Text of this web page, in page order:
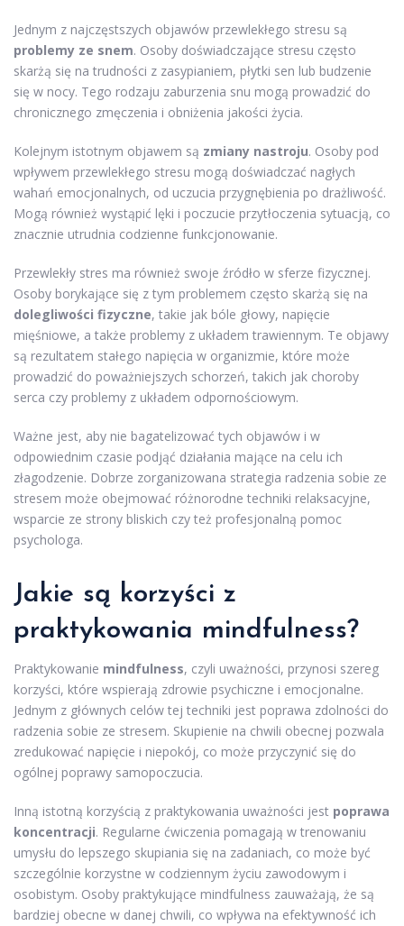
Jednym z najczęstszych objawów przewlekłego stresu są
problemy ze snem. Osoby doświadczające stresu często
skarżą się na trudności z zasypianiem, płytki sen lub budzenie
się w nocy. Tego rodzaju zaburzenia snu mogą prowadzić do
chronicznego zmęczenia i obniżenia jakości życia.
Kolejnym istotnym objawem są zmiany nastroju. Osoby pod
wpływem przewlekłego stresu mogą doświadczać nagłych
wahań emocjonalnych, od uczucia przygnębienia po drażliwość.
Mogą również wystąpić lęki i poczucie przytłoczenia sytuacją, co
znacznie utrudnia codzienne funkcjonowanie.
Przewlekły stres ma również swoje źródło w sferze fizycznej.
Osoby borykające się z tym problemem często skarżą się na
dolegliwości fizyczne, takie jak bóle głowy, napięcie
mięśniowe, a także problemy z układem trawiennym. Te objawy
są rezultatem stałego napięcia w organizmie, które może
prowadzić do poważniejszych schorzeń, takich jak choroby
serca czy problemy z układem odpornościowym.
Ważne jest, aby nie bagatelizować tych objawów i w
odpowiednim czasie podjąć działania mające na celu ich
złagodzenie. Dobrze zorganizowana strategia radzenia sobie ze
stresem może obejmować różnorodne techniki relaksacyjne,
wsparcie ze strony bliskich czy też profesjonalną pomoc
psychologa.
Jakie są korzyści z
praktykowania mindfulness?
Praktykowanie mindfulness, czyli uważności, przynosi szereg
korzyści, które wspierają zdrowie psychiczne i emocjonalne.
Jednym z głównych celów tej techniki jest poprawa zdolności do
radzenia sobie ze stresem. Skupienie na chwili obecnej pozwala
zredukować napięcie i niepokój, co może przyczynić się do
ogólnej poprawy samopoczucia.
Inną istotną korzyścią z praktykowania uważności jest poprawa
koncentracji. Regularne ćwiczenia pomagają w trenowaniu
umysłu do lepszego skupiania się na zadaniach, co może być
szczególnie korzystne w codziennym życiu zawodowym i
osobistym. Osoby praktykujące mindfulness zauważają, że są
bardziej obecne w danej chwili, co wpływa na efektywność ich